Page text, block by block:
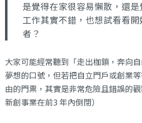
是覺得在家很容易懶散，還
工作其實不錯，也想試看看
者？
大家可能經常聽到「走出枷鎖，奔向
夢想的口號，但若把自立門戶或創業
由的門票，其實是非常危險且錯誤的
新創事業在前3 年內倒閉）